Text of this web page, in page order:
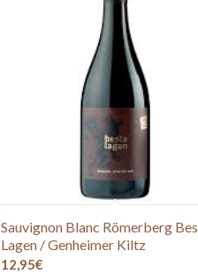
Sauvignon Blanc Römerberg
Lagen / Genheimer Kiltz
12,95€